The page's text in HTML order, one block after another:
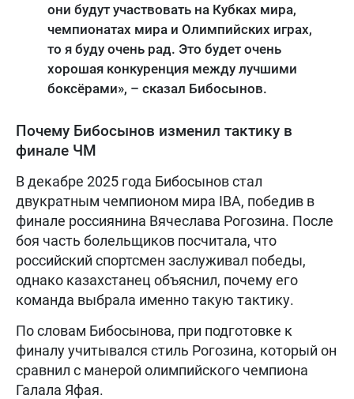
они будут участвовать на Кубках мира,
чемпионатах мира и Олимпийских играх,
то я буду очень рад. Это будет очень
хорошая конкуренция между лучшими
боксёрами», – сказал Бибосынов.
Почему Бибосынов изменил тактику в
финале ЧМ
В декабре 2025 года Бибосынов стал
двукратным чемпионом мира IBA, победив в
финале россиянина Вячеслава Рогозина. После
боя часть болельщиков посчитала, что
российский спортсмен заслуживал победы,
однако казахстанец объяснил, почему его
команда выбрала именно такую тактику.
По словам Бибосынова, при подготовке к
финалу учитывался стиль Рогозина, который он
сравнил с манерой олимпийского чемпиона
Галала Яфая.